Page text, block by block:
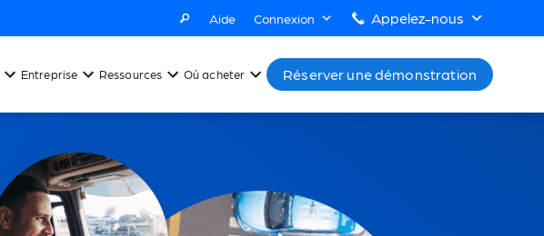
Aide Connexion Appelez-nous
Entreprise Ressources Où acheter Réserver une démonstration